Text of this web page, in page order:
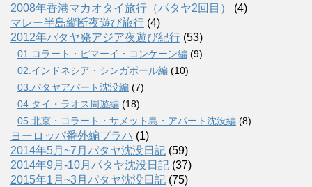
2008年香港マカオタイ旅行（パタヤ2回目）
(4)
マレー半島縦断夜遊び旅行 (4)
2012年パタヤ発アジア夜遊び紀行 (53)
01.コラート・ピマーイ・コンケーン編 (9)
02.インドネシア・シンガポール編 (10)
03.パタヤアパート沈没編 (7)
04.タイ・ラオス周遊編 (18)
05.北京・コラート・サメット島・アパート沈没編 (8)
ヨーロッパ番外編プラハ (1)
2014年5月~7月パタヤ沈没日記 (59)
2014年9月-10月パタヤ沈没日記 (37)
2015年1月~3月パタヤ沈没日記 (75)